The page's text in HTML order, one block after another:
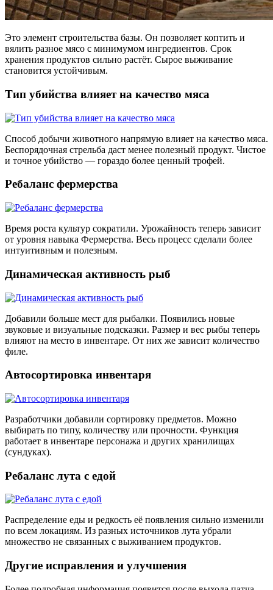
Это элемент строительства базы. Он позволяет коптить и
вялить разное мясо с минимумом ингредиентов. Срок
хранения продуктов сильно растёт. Сырое выживание
становится устойчивым.
Тип убийства влияет на качество мяса
Способ добычи животного напрямую влияет на качество мяса.
Беспорядочная стрельба даст менее полезный продукт. Чистое
и точное убийство — гораздо более ценный трофей.
Ребаланс фермерства
Время роста культур сократили. Урожайность теперь зависит
от уровня навыка Фермерства. Весь процесс сделали более
интуитивным и полезным.
Динамическая активность рыб
Добавили больше мест для рыбалки. Появились новые
звуковые и визуальные подсказки. Размер и вес рыбы теперь
влияют на место в инвентаре. От них же зависит количество
филе.
Автосортировка инвентаря
Разработчики добавили сортировку предметов. Можно
выбирать по типу, количеству или прочности. Функция
работает в инвентаре персонажа и других хранилищах
(сундуках).
Ребаланс лута с едой
Распределение еды и редкость её появления сильно изменили
по всем локациям. Из разных источников лута убрали
множество не связанных с выживанием продуктов.
Другие исправления и улучшения